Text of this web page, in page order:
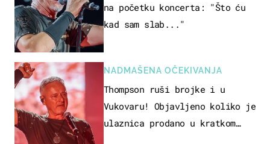
na početku koncerta: "Što ću
kad sam slab..."
NADMAŠENA OČEKIVANJA
Thompson ruši brojke i u
Vukovaru! Objavljeno koliko je
ulaznica prodano u kratkom